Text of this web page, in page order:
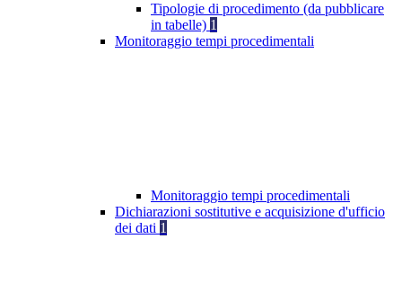
Tipologie di procedimento (da pubblicare
in tabelle) 1
Monitoraggio tempi procedimentali
Monitoraggio tempi procedimentali
Dichiarazioni sostitutive e acquisizione d'ufficio
dei dati 1